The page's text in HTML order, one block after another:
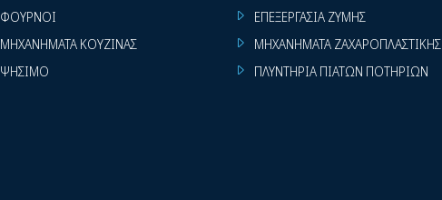
ΦΟΥΡΝΟΙ
ΜΗΧΑΝΗΜΑΤΑ ΚΟΥΖΙΝΑΣ
ΨΗΣΙΜΟ
ΕΠΕΞΕΡΓΑΣΙΑ ΖΥΜΗΣ
ΜΗΧΑΝΗΜΑΤΑ ΖΑΧΑΡΟΠΛΑΣΤΙΚΗΣ
ΠΛΥΝΤΗΡΙΑ ΠΙΑΤΩΝ ΠΟΤΗΡΙΩΝ